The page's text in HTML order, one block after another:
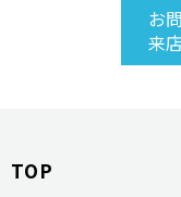
お
来
TOP